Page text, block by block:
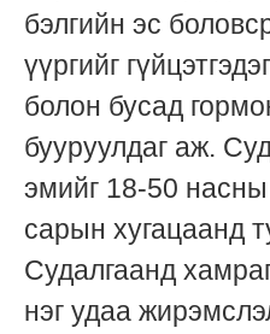
бэлгийн эс
үүргийг
болон бусад
бууруулдаг аж.
эмийг 18-50
сарын хугацаанд
Судалгаанд
нэг удаа